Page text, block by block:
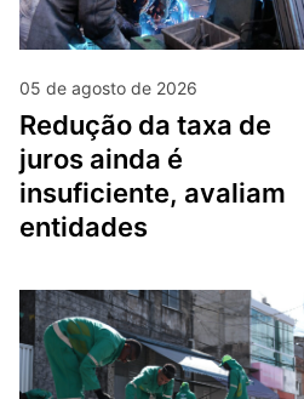
05 de agosto de 2026
redução da taxa de
juros ainda é
insuficiente, avaliam
entidades